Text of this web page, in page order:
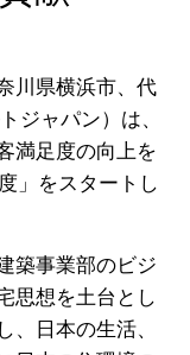
川県横浜市、代
ジャパン）は、
満足度の向上を
」をスタートし
築事業部のビジ
思想を土台とし
、日本の生活、